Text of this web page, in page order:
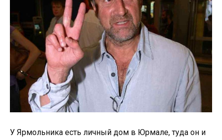
У Ярмольника есть личный дом в Юрмале, туда он и